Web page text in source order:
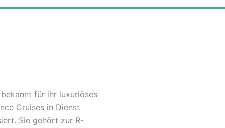
für ihr luxuriöses
Cruises in Dienst
Sie gehört zur R-